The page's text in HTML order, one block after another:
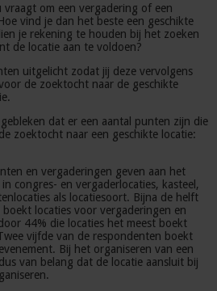
om een vergadering of een
vind je dan het beste een geschikte
je rekening te houden bij het zoeken
de locatie aan te voldoen?
uitgelicht zodat jij deze vervolgens
de zoektocht naar de geschikte
dat er een aantal punten zijn die
zoektocht naar een geschikte locatie:
en vergaderingen geven aan het
congres- en vergaderlocaties, kasteel,
als locatiesoort. Bijna de helft
locaties voor vergaderingen en
44% die locaties het meest boekt
vijfde van de respondenten boekt
Bij het organiseren van een
van belang dat de locatie aansluit bij